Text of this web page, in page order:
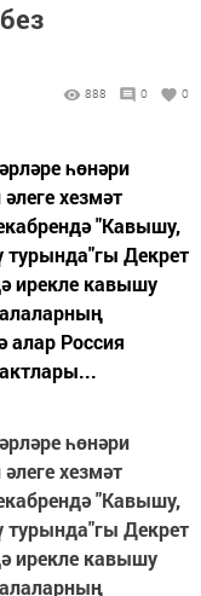
888 0 0
һөнәри
хезмәт
"Кавышу,
турында"гы Декрет
ирекле кавышу
алар Россия
һөнәри
хезмәт
"Кавышу,
турында"гы Декрет
ирекле кавышу